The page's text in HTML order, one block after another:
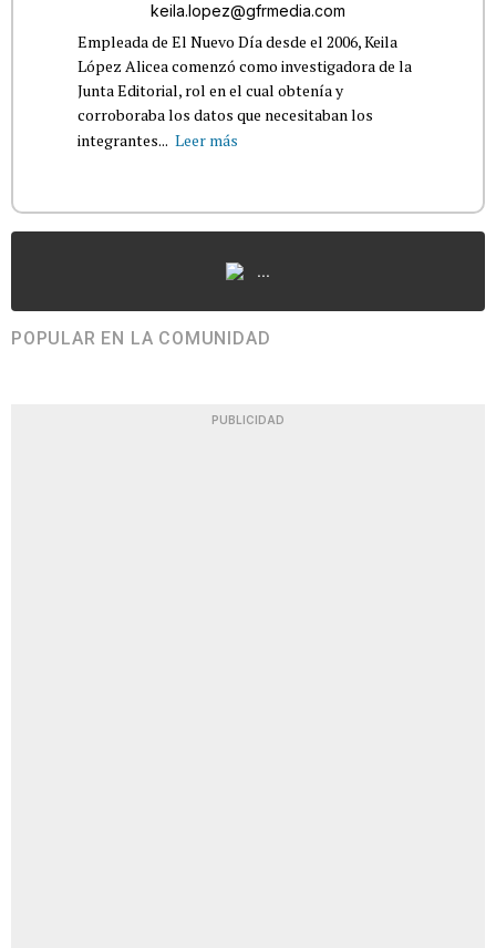
keila.lopez@gfrmedia.com
Empleada de El Nuevo Día desde el 2006, Keila
López Alicea comenzó como investigadora de la
Junta Editorial, rol en el cual obtenía y
corroboraba los datos que necesitaban los
integrantes... Leer más
...
POPULAR EN LA COMUNIDAD
PUBLICIDAD